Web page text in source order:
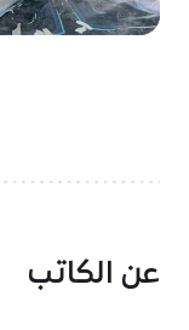
عن الكاتب